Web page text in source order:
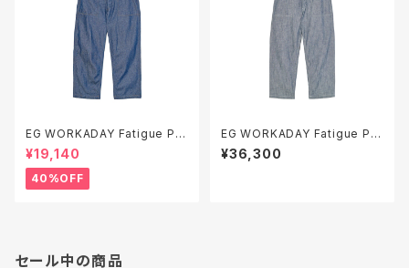
EG WORKADAY Fatigue Pa
nt - Industrial 8oz Denim
¥19,140
40%OFF
EG WORKADAY Fatigue Pa
nt - 10oz Sea Canvas
¥36,300
セール中の商品